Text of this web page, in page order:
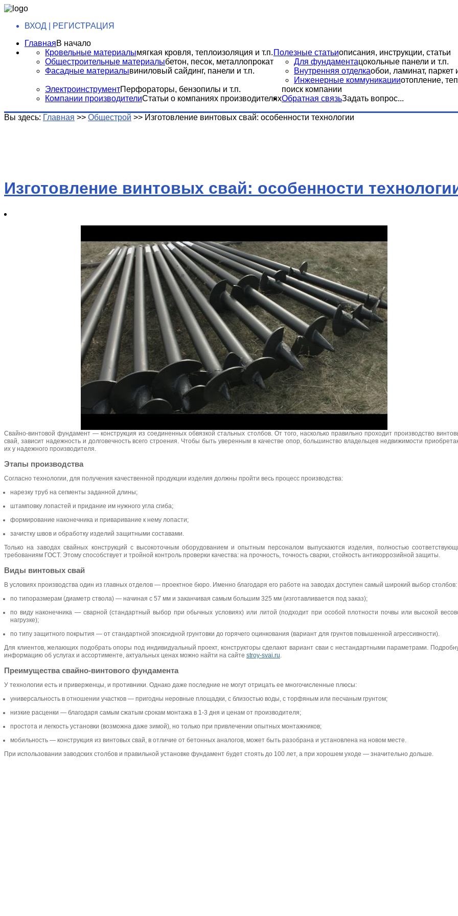
ВХОД | РЕГИСТРАЦИЯ
ГлавнаяВ начало
Полезные статьиописания, инструкции, статьи
Кровельные материалымягкая кровля, теплоизоляция и т.п.
Общестроительные материалыбетон, песок, металлопрокат
Фасадные материалывиниловый сайдинг, панели и т.п.
Для фундаментацокольные панели и т.п.
Внутренняя отделкаобои, ламинат, паркет
Инженерные коммуникацииотопление,
ЭлектроинструментПерфораторы, бензопилы и т.п.
Компании производителиСтатьи о компаниях производителях
поиск компании
Обратная связьЗадать вопрос...
Вы здесь: Главная >> Общестрой >> Изготовление винтовых свай: особенности технологии
Изготовление винтовых свай: особенности
Свайно-винтовой фундамент — конструкция из соединенных обвязкой стальных столбов. От того, насколько правильно проходит производство
свай, зависит надежность и долговечность всего строения. Чтобы быть уверенным в качестве опор, большинство владельцев недвижимости
их у надежного производителя.
Этапы производства
Согласно технологии, для получения качественной продукции изделия должны пройти весь процесс производства:
нарезку труб на сегменты заданной длины;
штамповку лопастей и придание им нужного угла сгиба;
формирование наконечника и приваривание к нему лопасти;
зачистку швов и обработку изделий защитными составами.
Только на заводах свайных конструкций с высокоточным оборудованием и опытным персоналом выпускаются изделия, полностью
требованиям ГОСТ. Этому способствует и тройной контроль проверки качества: на прочность, точность сварки, стойкость антикоррозийной защиты.
Виды винтовых свай
В условиях производства один из главных отделов — проектное бюро. Именно благодаря его работе на заводах доступен самый широкий выбор столбов:
по типоразмерам (диаметр ствола) — начиная с 57 мм и заканчивая самым большим 325 мм (изготавливается под заказ);
по виду наконечника — сварной (стандартный выбор при обычных условиях) или литой (подходит при особой плотности почвы или высокой
нагрузке);
по типу защитного покрытия — от стандартной эпоксидной грунтовки до горячего оцинкования (вариант для грунтов повышенной агрессивности).
Для клиентов, желающих подобрать опоры под индивидуальный проект, конструкторы сделают вариант сваи с нестандартными параметрами.
информацию об услугах и ассортименте, актуальных ценах можно найти на сайте stroy-svai.ru.
Преимущества свайно-винтового фундамента
У технологии есть и приверженцы, и противники. Однако даже последние не могут отрицать ее многочисленные плюсы:
универсальность в отношении участков — пригодны неровные площадки, с близостью воды, с торфяным или песчаным грунтом;
низкие расценки — благодаря самым сжатым срокам монтажа в 1-3 дня и ценам от производителя;
простота и легкость установки (возможна даже зимой), но только при привлечении опытных монтажников;
мобильность — конструкция из винтовых свай, в отличие от бетонных аналогов, может быть разобрана и установлена на новом месте.
При использовании заводских столбов и правильной установке фундамент будет стоять до 100 лет, а при хорошем уходе — значительно дольше.